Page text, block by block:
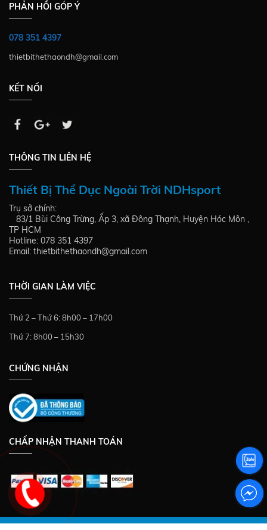
PHẢN HỒI GÓP Ý
078 351 4397
thietbithethaondh@gmail.com
KẾT NỐI
THÔNG TIN LIÊN HỆ
Thiết Bị Thể Dục Ngoài Trời NDHsport
Trụ sở chính:
83/1 Bùi Công Trừng, Ấp 3, xã Đông Thạnh, Huyện Hóc Môn ,
TP HCM
Hotline: 078 351 4397
Email: thietbithethaondh@gmail.com
THỜI GIAN LÀM VIỆC
Thứ 2 – Thứ 6: 8h00 – 17h00
Thứ 7: 8h00 – 15h30
CHỨNG NHẬN
CHẤP NHẬN THANH TOÁN